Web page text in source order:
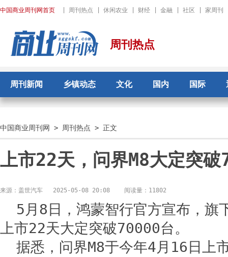
中国商业周刊网首页 周刊热点 休闲农业 财经 金融 社区 家周刊
周刊热点
周刊新闻 乡镇动态 文化 国内 国际
中国商业周刊网 > 周刊热点 > 正文
上市22天，问界M8大定突
来源：盖世汽车 2025-05-08 20:08 阅读量：11802
5月8日，鸿蒙智行官方宣布，
上市22天大定突破70000台。
据悉，问界M8于今年4月16日上